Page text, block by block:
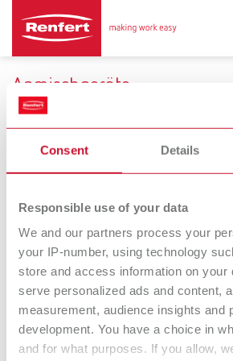
Consent Details
Responsible use of your data
We and our partners process your
your IP-number, using technology
store and access information on your
serve personalized ads and content,
measurement, audience insights and
development. You have a choice in
and for what purposes. If you allow,
Anmischgeräte
Perfekt mischen. Jedes Mal.
Twister
Vakuumanmischgerät
Twister venturi